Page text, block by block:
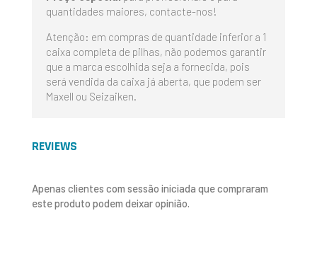
quantidades maiores, contacte-nos!
Atenção: em compras de quantidade inferior a 1
caixa completa de pilhas, não podemos garantir
que a marca escolhida seja a fornecida, pois
será vendida da caixa já aberta, que podem ser
Maxell ou Seizaiken.
REVIEWS
Apenas clientes com sessão iniciada que compraram
este produto podem deixar opinião.